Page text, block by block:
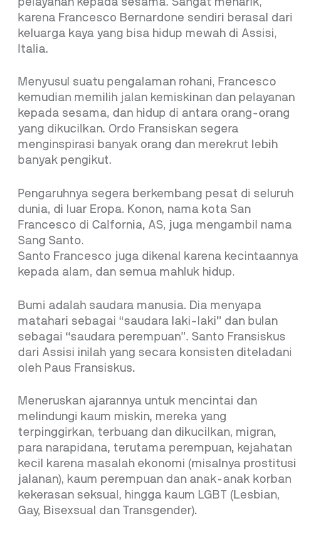
karena Francesco Bernardone sendiri berasal dari
keluarga kaya yang bisa hidup mewah di Assisi,
Italia.
Menyusul suatu pengalaman rohani, Francesco
kemudian memilih jalan kemiskinan dan pelayanan
kepada sesama, dan hidup di antara orang-orang
yang dikucilkan. Ordo Fransiskan segera
menginspirasi banyak orang dan merekrut lebih
banyak pengikut.
Pengaruhnya segera berkembang pesat di seluruh
dunia, di luar Eropa. Konon, nama kota San
Francesco di Calfornia, AS, juga mengambil nama
Sang Santo.
Santo Francesco juga dikenal karena kecintaannya
kepada alam, dan semua mahluk hidup.
Bumi adalah saudara manusia. Dia menyapa
matahari sebagai “saudara laki-laki” dan bulan
sebagai “saudara perempuan”. Santo Fransiskus
dari Assisi inilah yang secara konsisten diteladani
oleh Paus Fransiskus.
Meneruskan ajarannya untuk mencintai dan
melindungi kaum miskin, mereka yang
terpinggirkan, terbuang dan dikucilkan, migran,
para narapidana, terutama perempuan, kejahatan
kecil karena masalah ekonomi (misalnya prostitusi
jalanan), kaum perempuan dan anak-anak korban
kekerasan seksual, hingga kaum LGBT (Lesbian,
Gay, Bisexsual dan Transgender).